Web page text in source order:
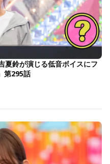
夏鈴が演じる低音ボイスにフ
第295話